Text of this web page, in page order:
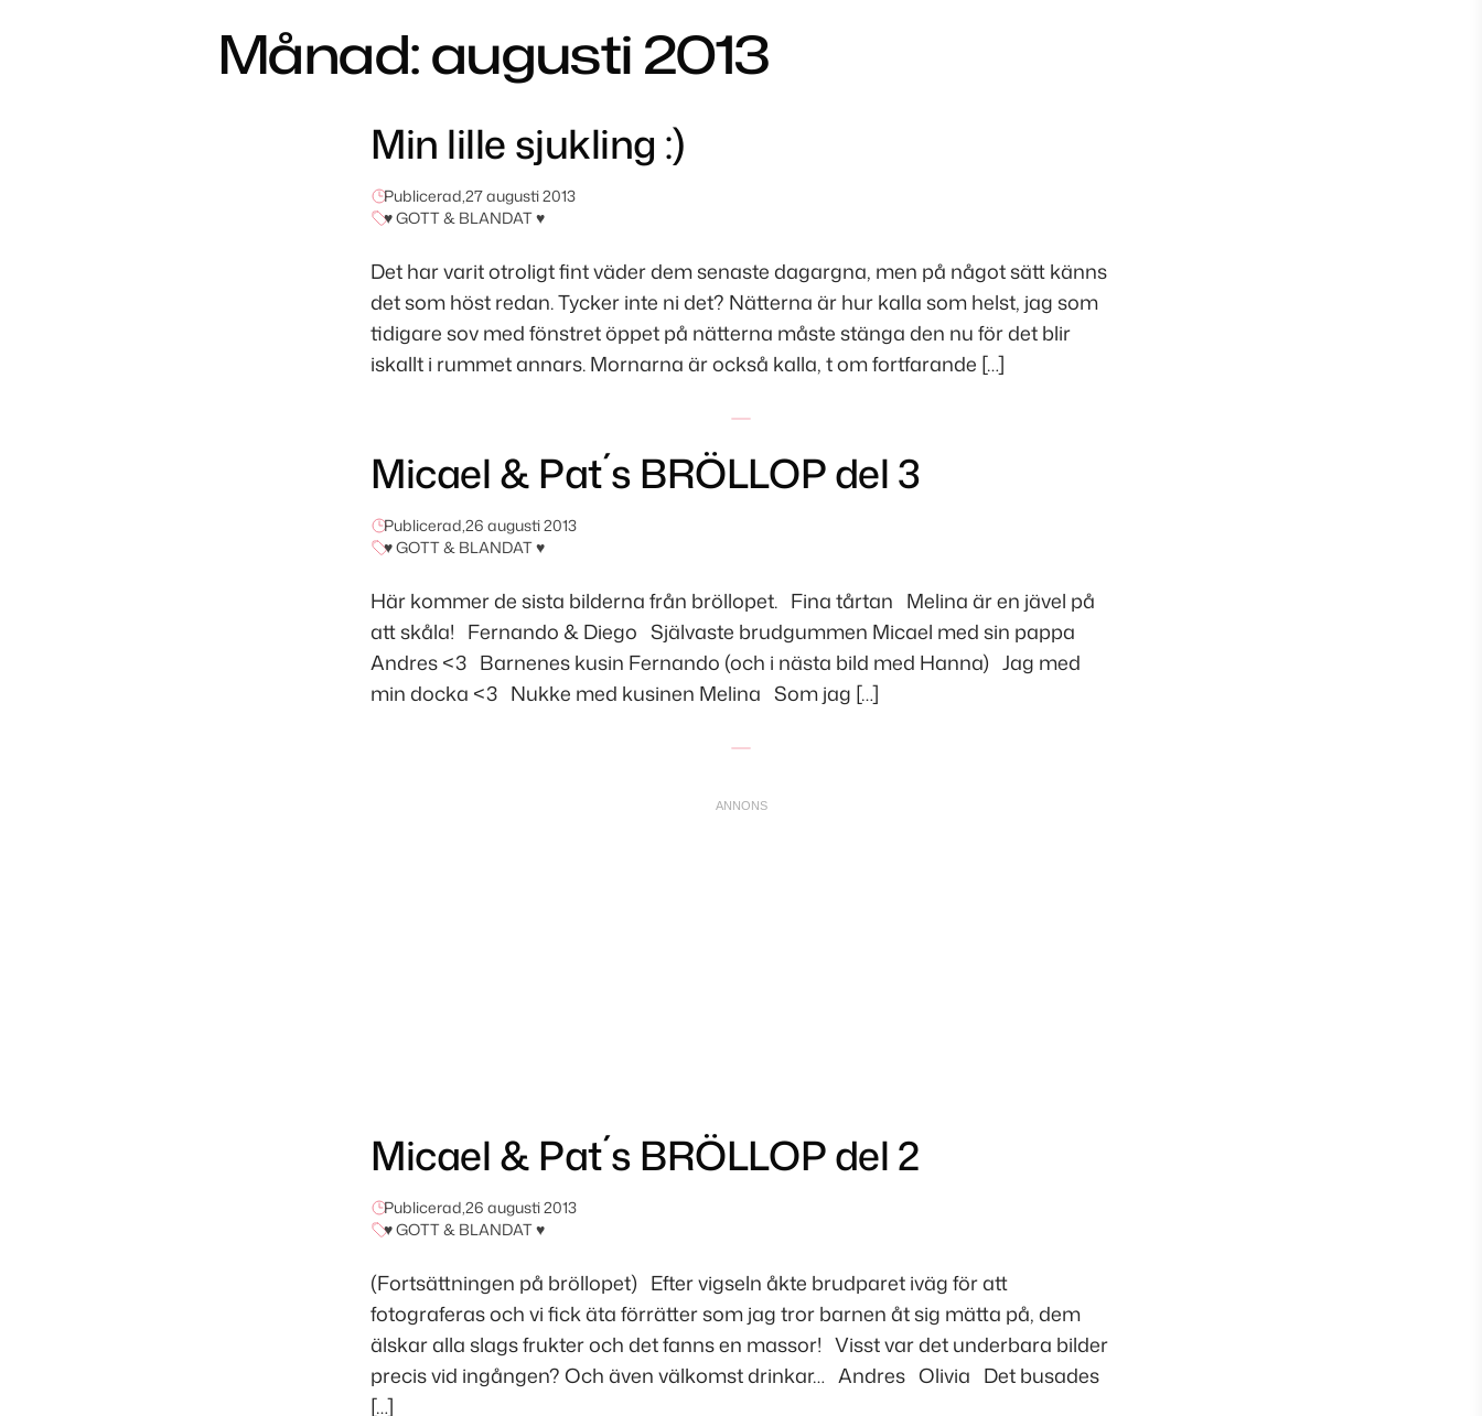
Månad:augusti 2013
Min lille sjukling :)
Publicerad,27 augusti 2013
♥ GOTT & BLANDAT ♥
Det har varit otroligt fint väder dem senaste dagargna, men på något sätt känns
det som höst redan. Tycker inte ni det? Nätterna är hur kalla som helst, jag som
tidigare sov med fönstret öppet på nätterna måste stänga den nu för det blir
iskallt i rummet annars. Mornarna är också kalla, t om fortfarande […]
Micael & Pat´s BRÖLLOP del 3
Publicerad,26 augusti 2013
♥ GOTT & BLANDAT ♥
Här kommer de sista bilderna från bröllopet. Fina tårtan Melina är en jävel på
att skåla! Fernando & Diego Självaste brudgummen Micael med sin pappa
Andres <3 Barnenes kusin Fernando (och i nästa bild med Hanna) Jag med
min docka <3 Nukke med kusinen Melina Som jag […]
Micael & Pat´s BRÖLLOP del 2
Publicerad,26 augusti 2013
♥ GOTT & BLANDAT ♥
(Fortsättningen på bröllopet) Efter vigseln åkte brudparet iväg för att
fotograferas och vi fick äta förrätter som jag tror barnen åt sig mätta på, dem
älskar alla slags frukter och det fanns en massor! Visst var det underbara bilder
precis vid ingången? Och även välkomst drinkar… Andres Olivia Det busades
[…]